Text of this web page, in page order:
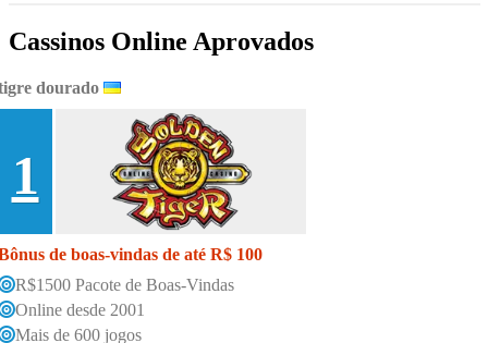
Cassinos Online Aprovados
dourado
1
de boas-vindas de até R$ 100
R$1500 Pacote de Boas-Vindas
Online desde 2001
Mais de 600 jogos